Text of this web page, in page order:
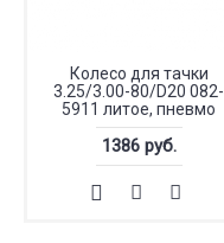
Колесо для тачки
3.25/3.00-80/D20 082-
5911 литое, пневмо
1386 руб.